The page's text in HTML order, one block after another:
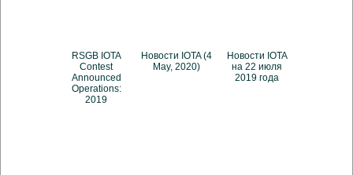
RSGB IOTA
Contest
Announced
Operations:
2019
Новости IOTA (4
May, 2020)
Новости IOTA
на 22 июля
2019 года